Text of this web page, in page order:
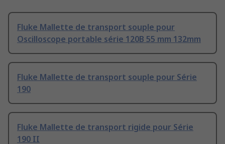
Fluke Mallette de transport souple pour
Oscilloscope portable série 120B 55 mm 132mm
Fluke Mallette de transport souple pour Série
190
Fluke Mallette de transport rigide pour Série
190 II